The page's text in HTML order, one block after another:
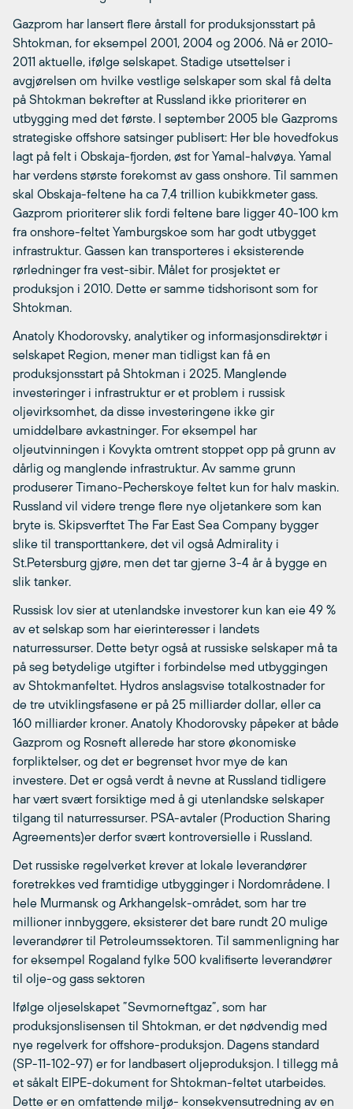
Gazprom har lansert flere årstall for produksjonsstart på
Shtokman, for eksempel 2001, 2004 og 2006. Nå er 2010-
2011 aktuelle, ifølge selskapet. Stadige utsettelser i
avgjørelsen om hvilke vestlige selskaper som skal få delta
på Shtokman bekrefter at Russland ikke prioriterer en
utbygging med det første. I september 2005 ble Gazproms
strategiske offshore satsinger publisert: Her ble hovedfokus
lagt på felt i Obskaja-fjorden, øst for Yamal-halvøya. Yamal
har verdens største forekomst av gass onshore. Til sammen
skal Obskaja-feltene ha ca 7,4 trillion kubikkmeter gass.
Gazprom prioriterer slik fordi feltene bare ligger 40-100 km
fra onshore-feltet Yamburgskoe som har godt utbygget
infrastruktur. Gassen kan transporteres i eksisterende
rørledninger fra vest-sibir. Målet for prosjektet er
produksjon i 2010. Dette er samme tidshorisont som for
Shtokman.
Anatoly Khodorovsky, analytiker og informasjonsdirektør i
selskapet Region, mener man tidligst kan få en
produksjonsstart på Shtokman i 2025. Manglende
investeringer i infrastruktur er et problem i russisk
oljevirksomhet, da disse investeringene ikke gir
umiddelbare avkastninger. For eksempel har
oljeutvinningen i Kovykta omtrent stoppet opp på grunn av
dårlig og manglende infrastruktur. Av samme grunn
produserer Timano-Pecherskoye feltet kun for halv maskin.
Russland vil videre trenge flere nye oljetankere som kan
bryte is. Skipsverftet The Far East Sea Company bygger
slike til transporttankere, det vil også Admirality i
St.Petersburg gjøre, men det tar gjerne 3-4 år å bygge en
slik tanker.
Russisk lov sier at utenlandske investorer kun kan eie 49 %
av et selskap som har eierinteresser i landets
naturressurser. Dette betyr også at russiske selskaper må ta
på seg betydelige utgifter i forbindelse med utbyggingen
av Shtokmanfeltet. Hydros anslagsvise totalkostnader for
de tre utviklingsfasene er på 25 milliarder dollar, eller ca
160 milliarder kroner. Anatoly Khodorovsky påpeker at både
Gazprom og Rosneft allerede har store økonomiske
forpliktelser, og det er begrenset hvor mye de kan
investere. Det er også verdt å nevne at Russland tidligere
har vært svært forsiktige med å gi utenlandske selskaper
tilgang til naturressurser. PSA-avtaler (Production Sharing
Agreements)er derfor svært kontroversielle i Russland.
Det russiske regelverket krever at lokale leverandører
foretrekkes ved framtidige utbygginger i Nordområdene. I
hele Murmansk og Arkhangelsk-området, som har tre
millioner innbyggere, eksisterer det bare rundt 20 mulige
leverandører til Petroleumssektoren. Til sammenligning har
for eksempel Rogaland fylke 500 kvalifiserte leverandører
til olje-og gass sektoren
Ifølge oljeselskapet ”Sevmorneftgaz”, som har
produksjonslisensen til Shtokman, er det nødvendig med
nye regelverk for offshore-produksjon. Dagens standard
(SP-11-102-97) er for landbasert oljeproduksjon. I tillegg må
et såkalt EIPE-dokument for Shtokman-feltet utarbeides.
Dette er en omfattende miljø- konsekvensutredning av en